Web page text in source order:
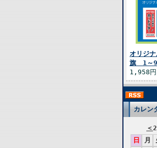
オリジ
旗 1～
1,958
カレン
＜
日
月